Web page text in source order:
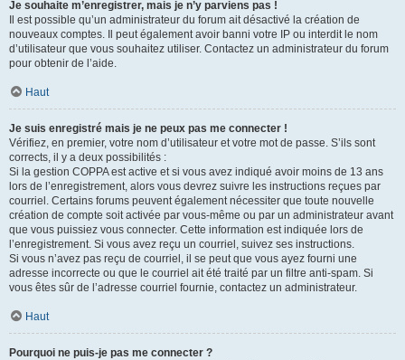
Je souhaite m’enregistrer, mais je n’y parviens pas !
Il est possible qu’un administrateur du forum ait désactivé la création de
nouveaux comptes. Il peut également avoir banni votre IP ou interdit le nom
d’utilisateur que vous souhaitez utiliser. Contactez un administrateur du forum
pour obtenir de l’aide.
Haut
Je suis enregistré mais je ne peux pas me connecter !
Vérifiez, en premier, votre nom d’utilisateur et votre mot de passe. S’ils sont
corrects, il y a deux possibilités :
Si la gestion COPPA est active et si vous avez indiqué avoir moins de 13 ans
lors de l’enregistrement, alors vous devrez suivre les instructions reçues par
courriel. Certains forums peuvent également nécessiter que toute nouvelle
création de compte soit activée par vous-même ou par un administrateur avant
que vous puissiez vous connecter. Cette information est indiquée lors de
l’enregistrement. Si vous avez reçu un courriel, suivez ses instructions.
Si vous n’avez pas reçu de courriel, il se peut que vous ayez fourni une
adresse incorrecte ou que le courriel ait été traité par un filtre anti-spam. Si
vous êtes sûr de l’adresse courriel fournie, contactez un administrateur.
Haut
Pourquoi ne puis-je pas me connecter ?